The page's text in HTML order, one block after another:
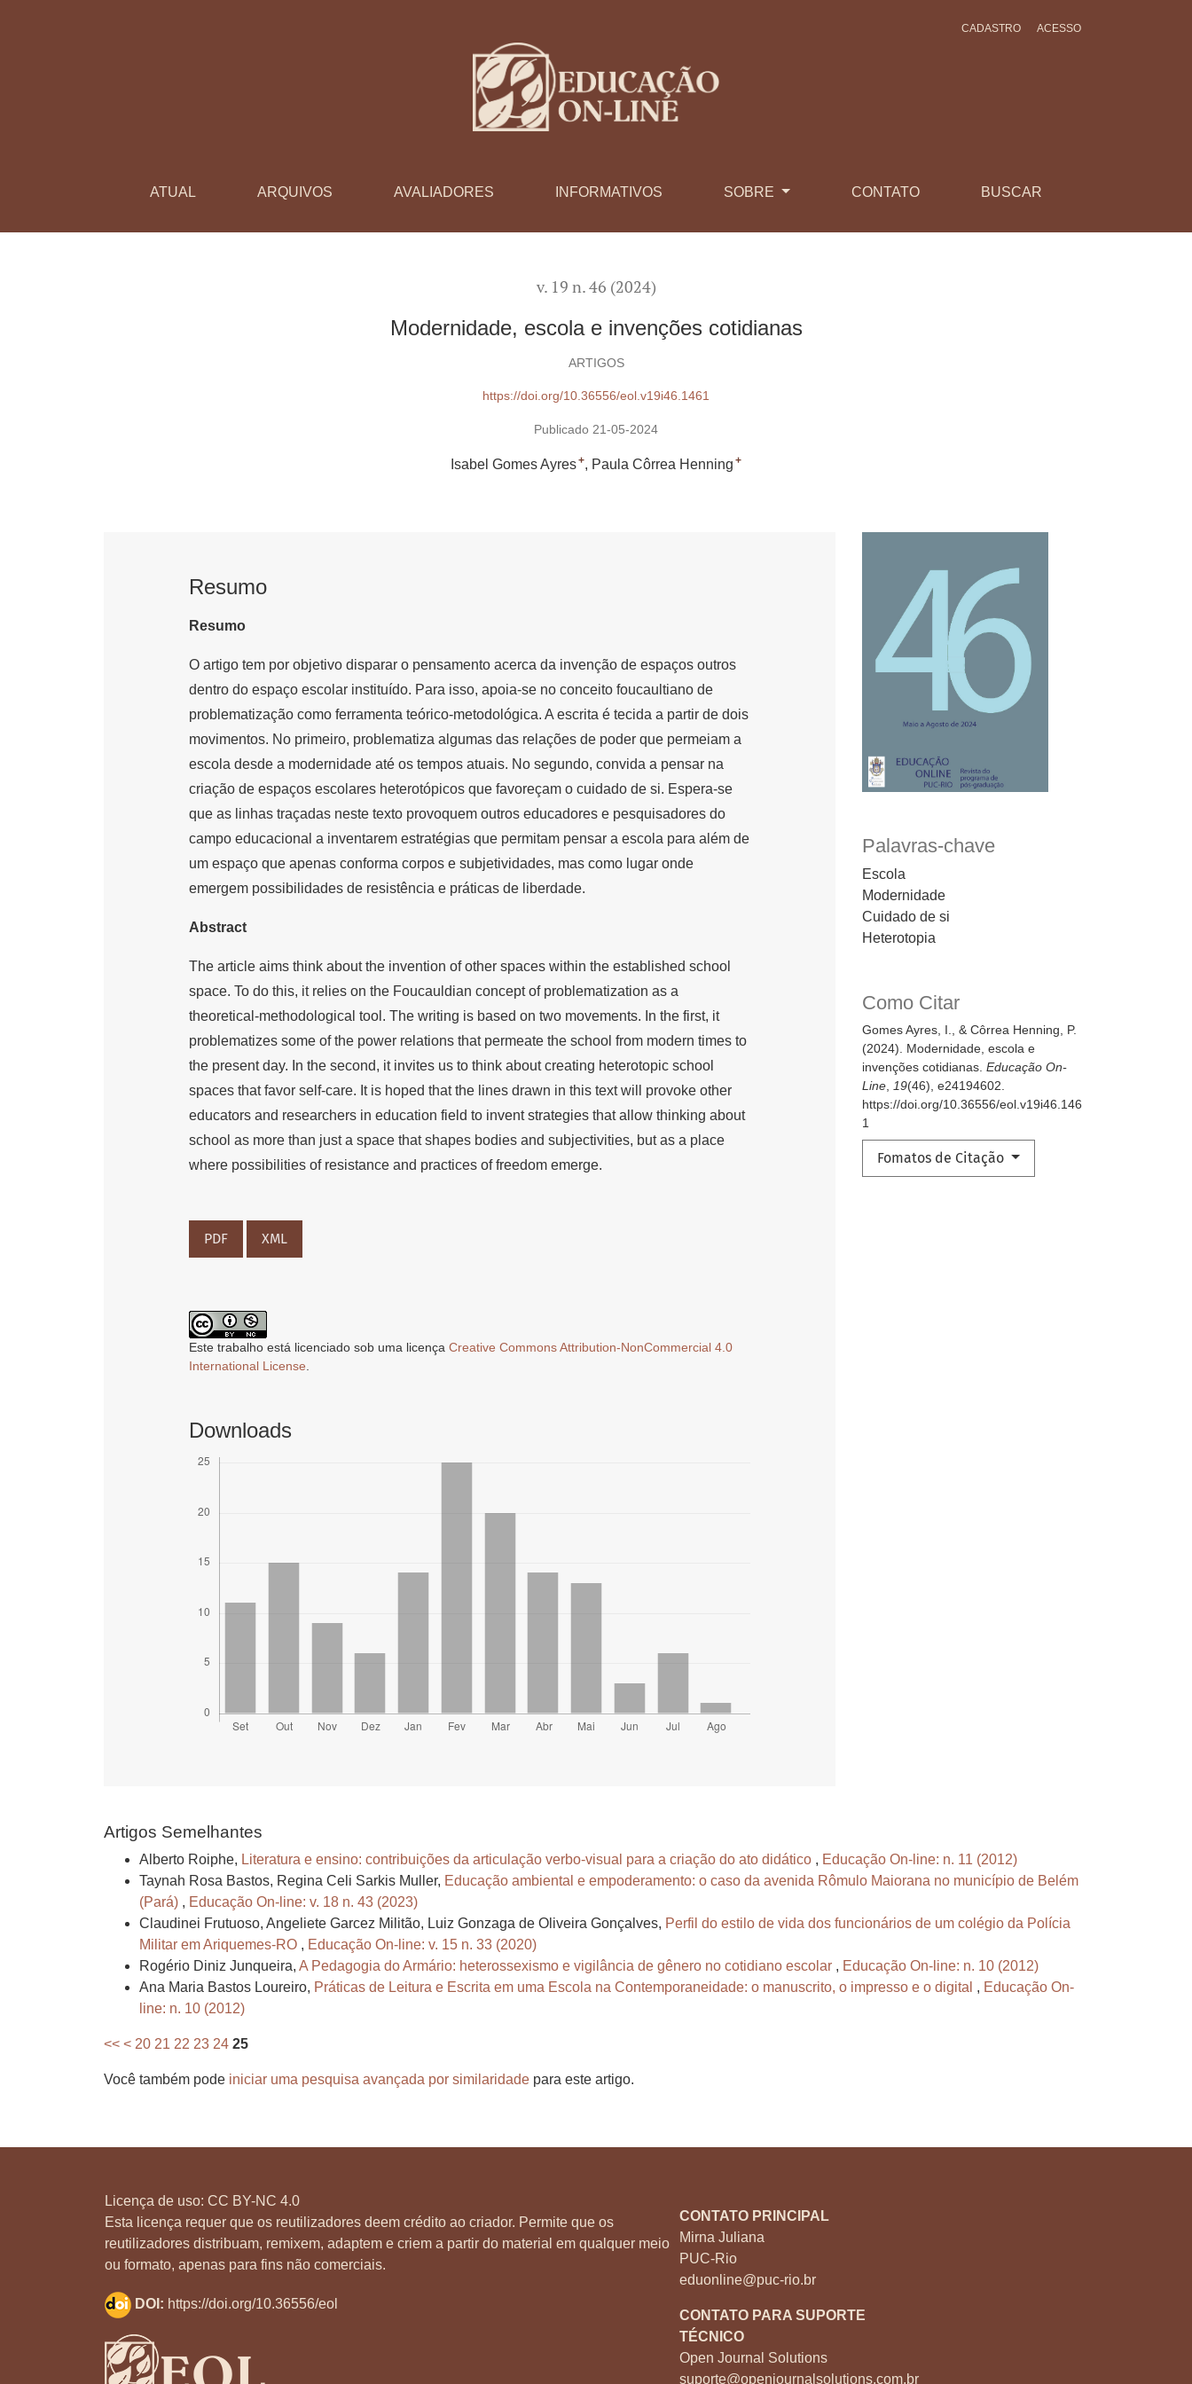
ATUAL ARQUIVOS AVALIADORES INFORMATIVOS SOBRE CONTATO BUSCAR
CADASTRO ACESSO
v. 19 n. 46 (2024)
Modernidade, escola e invenções cotidianas
ARTIGOS
https://doi.org/10.36556/eol.v19i46.1461
Publicado 21-05-2024
Isabel Gomes Ayres+ Paula Côrrea Henning +
Palavras-chave
Escola
Modernidade
Cuidado de si
Heterotopia
Como Citar
Gomes Ayres, I., & Côrrea Henning, P.
(2024). Modernidade, escola e
invenções cotidianas. Educação On-
Line
19(46), e24194602.
https://doi.org/10.36556/eol.v19i46.146
1
Fomatos de Citação
Resumo
Resumo
O artigo tem por objetivo disparar o pensamento acerca da invenção de espaços outros
dentro do espaço escolar instituído. Para isso, apoia-se no conceito foucaultiano de
problematização como ferramenta teórico-metodológica. A escrita é tecida a partir de dois
movimentos. No primeiro, problematiza algumas das relações de poder que permeiam a
escola desde a modernidade até os tempos atuais. No segundo, convida a pensar na
criação de espaços escolares heterotópicos que favoreçam o cuidado de si. Espera-se
que as linhas traçadas neste texto provoquem outros educadores e pesquisadores do
campo educacional a inventarem estratégias que permitam pensar a escola para além de
um espaço que apenas conforma corpos e subjetividades, mas como lugar onde
emergem possibilidades de resistência e práticas de liberdade.
Abstract
The article aims think about the invention of other spaces within the established school
space. To do this, it relies on the Foucauldian concept of problematization as a
theoretical-methodological tool. The writing is based on two movements. In the first, it
problematizes some of the power relations that permeate the school from modern times to
the present day. In the second, it invites us to think about creating heterotopic school
spaces that favor self-care. It is hoped that the lines drawn in this text will provoke other
educators and researchers in education field to invent strategies that allow thinking about
school as more than just a space that shapes bodies and subjectivities, but as a place
where possibilities of resistance and practices of freedom emerge.
PDF XML
Este trabalho está licenciado sob uma licença Creative Commons Attribution-NonCommercial 4.0
International License
Downloads
Artigos Semelhantes
Alberto Roiphe, Literatura e ensino: contribuições da articulação verbo-visual para a criação do ato didático , Educação On-line: n. 11 (2012)
Taynah Rosa Bastos, Regina Celi Sarkis Muller, Educação ambiental e empoderamento: o caso da avenida Rômulo Maiorana no município de Belém
(Pará) , Educação On-line: v. 18 n. 43 (2023)
Claudinei Frutuoso, Angeliete Garcez Militão, Luiz Gonzaga de Oliveira Gonçalves, Perfil do estilo de vida dos funcionários de um colégio da Polícia
Militar em Ariquemes-RO , Educação On-line: v. 15 n. 33 (2020)
Rogério Diniz Junqueira, A Pedagogia do Armário: heterossexismo e vigilância de gênero no cotidiano escolar , Educação On-line: n. 10 (2012)
Ana Maria Bastos Loureiro, Práticas de Leitura e Escrita em uma Escola na Contemporaneidade: o manuscrito, o impresso e o digital , Educação On-
line: n. 10 (2012)
<< < 20 21 22 23 24 25
Você também pode iniciar uma pesquisa avançada por similaridade para este artigo.
Licença de uso: CC BY-NC 4.0
Esta licença requer que os reutilizadores deem crédito ao criador. Permite que os
reutilizadores distribuam, remixem, adaptem e criem a partir do material em qualquer meio
ou formato, apenas para fins não comerciais.
CONTATO PRINCIPAL
Mirna Juliana
PUC-Rio
eduonline@puc-rio.br
CONTATO PARA SUPORTE
TÉCNICO
Open Journal Solutions
suporte@openjournalsolutions.com.br
DOI: https://doi.org/10.36556/eol